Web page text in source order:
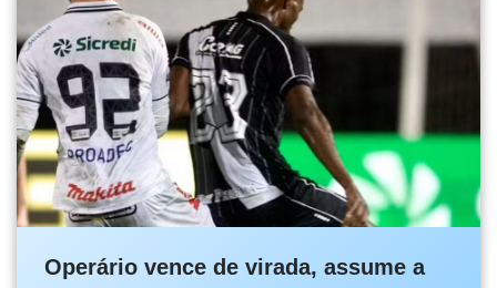
Operário vence de virada, assume a